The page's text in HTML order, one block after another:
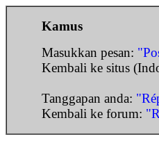
Kamus
Masukkan pesan:
Kembali ke situs
Tanggapan anda:
Kembali ke forum: